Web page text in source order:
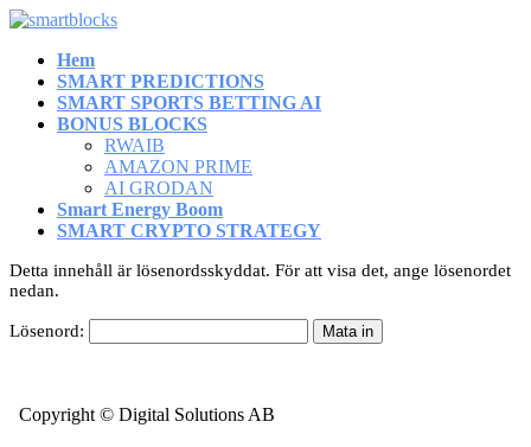
Hem
SMART PREDICTIONS
SMART SPORTS BETTING AI
BONUS BLOCKS
RWAIB
AMAZON PRIME
AI GRODAN
Smart Energy Boom
SMART CRYPTO STRATEGY
Detta innehåll är lösenordsskyddat. För att visa det, ange lösenordet
nedan.
Lösenord:
Copyright © Digital Solutions AB